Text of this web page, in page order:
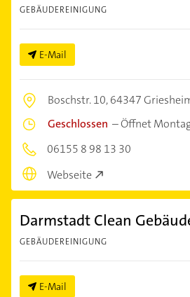
GEBÄUDEREINIGUNG
E-Mail
Boschstr. 10,64347
Geschlossen –Öffnet
06155 8 98 13 30
Webseite
Darmstadt Clean
GEBÄUDEREINIGUNG
E-Mail